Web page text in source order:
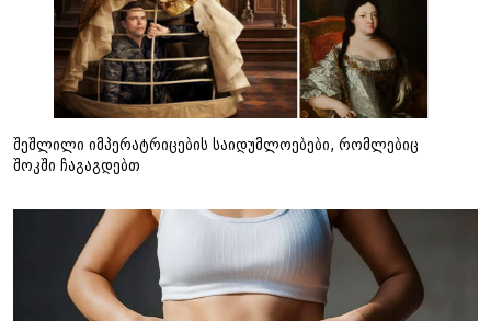
შეშლილი იმპერატრიცების საიდუმლოებები, რომლებიც
შოკში ჩაგაგდებთ